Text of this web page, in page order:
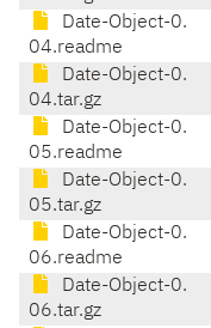
Date-Object-0.
04.readme
Date-Object-0.
04.tar.gz
Date-Object-0.
05.readme
Date-Object-0.
05.tar.gz
Date-Object-0.
06.readme
Date-Object-0.
06.tar.gz